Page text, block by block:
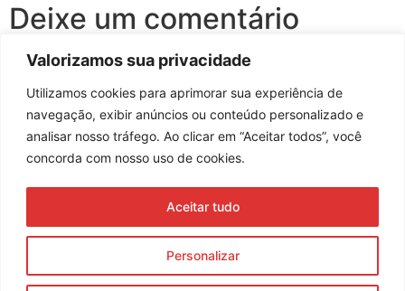
Valorizamos sua privacidade
Utilizamos cookies para aprimorar sua experiência de
navegação, exibir anúncios ou conteúdo personalizado e
analisar nosso tráfego. Ao clicar em “Aceitar todos”, você
concorda com nosso uso de cookies.
Personalizar
Aceitar tudo
Deixe um comentário
Você precisa fazer o loginpara publicar um comentário.
Assine nossa newsletter
Enviar